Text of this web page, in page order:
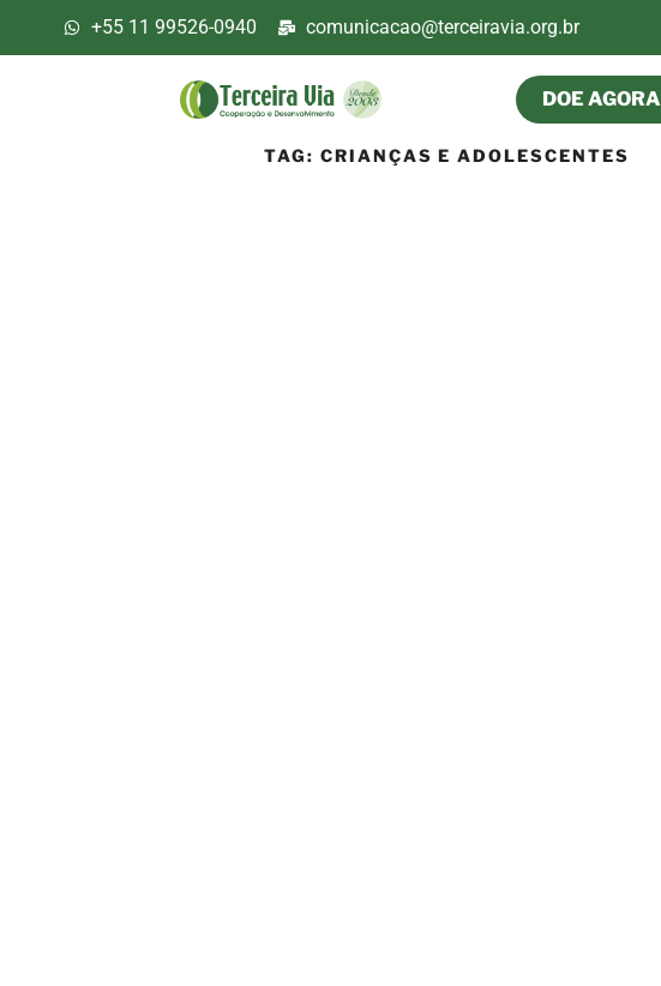
+55 11 99526-0940 comunicacao@terceiravia.org.br
DOE AGORA
TAG: CRIANÇAS E ADOLESCENTES